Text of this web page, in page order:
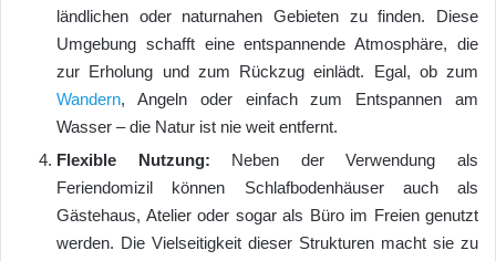
ländlichen oder naturnahen Gebieten zu finden. Diese
Umgebung schafft eine entspannende Atmosphäre, die
zur Erholung und zum Rückzug einlädt. Egal, ob zum
Wandern, Angeln oder einfach zum Entspannen am
Wasser – die Natur ist nie weit entfernt.
Flexible Nutzung: Neben der Verwendung als
Feriendomizil können Schlafbodenhäuser auch als
Gästehaus, Atelier oder sogar als Büro im Freien genutzt
werden. Die Vielseitigkeit dieser Strukturen macht sie zu